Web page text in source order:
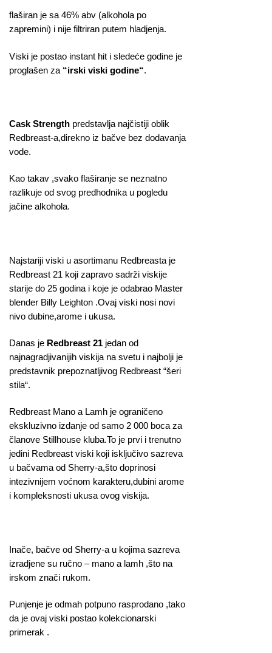
flaširan je sa 46% abv (alkohola po
zapremini) i nije filtriran putem hladjenja.
Viski je postao instant hit i sledeće godine je
proglašen za “irski viski godine“.
Cask Strength predstavlja najčistiji oblik
Redbreast-a,direkno iz bačve bez dodavanja
vode.
Kao takav ,svako flaširanje se neznatno
razlikuje od svog predhodnika u pogledu
jačine alkohola.
Najstariji viski u asortimanu Redbreasta je
Redbreast 21 koji zapravo sadrži viskije
starije do 25 godina i koje je odabrao Master
blender Billy Leighton .Ovaj viski nosi novi
nivo dubine,arome i ukusa.
Danas je Redbreast 21 jedan od
najnagradjivanijih viskija na svetu i najbolji je
predstavnik prepoznatljivog Redbreast “šeri
stila“.
Redbreast Mano a Lamh je ograničeno
ekskluzivno izdanje od samo 2 000 boca za
članove Stillhouse kluba.To je prvi i trenutno
jedini Redbreast viski koji isključivo sazreva
u bačvama od Sherry-a,što doprinosi
intezivnijem voćnom karakteru,dubini arome
i kompleksnosti ukusa ovog viskija.
Inače, bačve od Sherry-a u kojima sazreva
izradjene su ručno – mano a lamh ,što na
irskom znači rukom.
Punjenje je odmah potpuno rasprodano ,tako
da je ovaj viski postao kolekcionarski
primerak .